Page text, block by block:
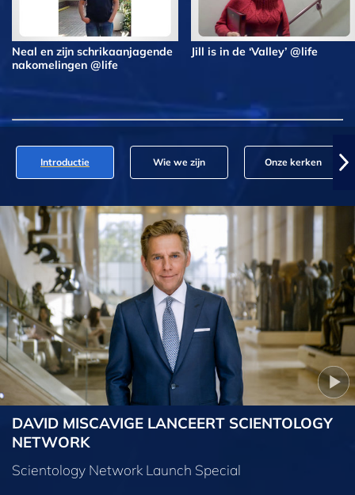
Neal en zijn schrikaanjagende
nakomelingen @life
Jill is in de ‘Valley’ @life
Introductie Wie we zijn Onze kerken
DAVID MISCAVIGE LANCEERT SCIENTOLOGY
NETWORK
Scientology Network Launch Special